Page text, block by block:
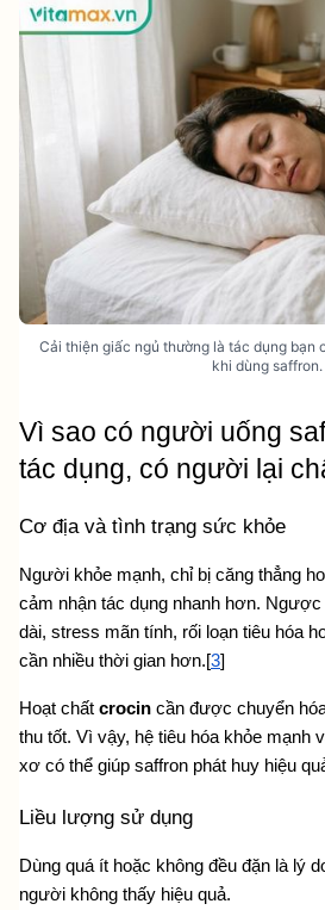
Cải thiện giấc ngủ thường là tác dụng bạn
khi dùng saffron.
Vì sao có người uống
tác dụng, có người lại
Cơ địa và tình trạng sức khỏe
Người khỏe mạnh, chỉ bị căng thẳng
cảm nhận tác dụng nhanh hơn.
dài, stress mãn tính, rối loạn tiêu hóa
cần nhiều thời gian hơn.[3]
Hoạt chất crocin cần được chuyển
thu tốt. Vì vậy, hệ tiêu hóa khỏe mạnh
xơ có thể giúp saffron phát huy hiệu
Liều lượng sử dụng
Dùng quá ít hoặc không đều đặn là lý
người không thấy hiệu quả.